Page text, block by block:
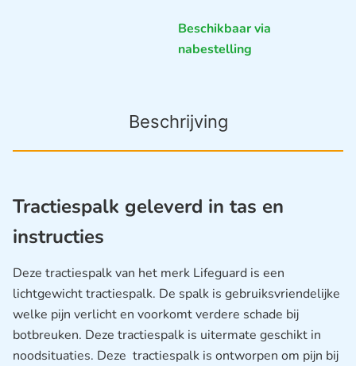
Beschikbaar via
nabestelling
Beschrijving
Tractiespalk geleverd in tas en
instructies
Deze tractiespalk van het merk Lifeguard is een
lichtgewicht tractiespalk. De spalk is gebruiksvriendelijke
welke pijn verlicht en voorkomt verdere schade bij
botbreuken. Deze tractiespalk is uitermate geschikt in
noodsituaties. Deze tractiespalk is ontworpen om pijn bij